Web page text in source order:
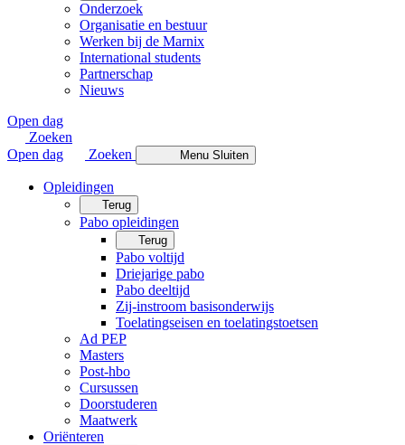
Onderzoek
Organisatie en bestuur
Werken bij de Marnix
International students
Partnerschap
Nieuws
Open dag
Zoeken
Open dag
Zoeken Menu Sluiten
Opleidingen
Terug
Pabo opleidingen
Terug
Pabo voltijd
Driejarige pabo
Pabo deeltijd
Zij-instroom basisonderwijs
Toelatingseisen en toelatingstoetsen
Ad PEP
Masters
Post-hbo
Cursussen
Doorstuderen
Maatwerk
Oriënteren